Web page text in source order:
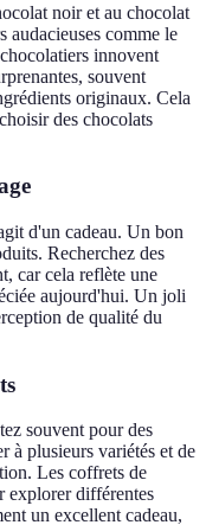
noir et au chocolat
audacieuses comme le
innovent
souvent
originaux. Cela
des chocolats
d'un cadeau. Un bon
Recherchez des
car cela reflète une
aujourd'hui. Un joli
de qualité du
souvent pour des
à plusieurs variétés et de
Les coffrets de
explorer différentes
un excellent cadeau,